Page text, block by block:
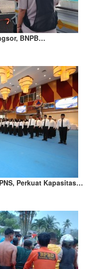
BNPB…
Perkuat Kapasitas…